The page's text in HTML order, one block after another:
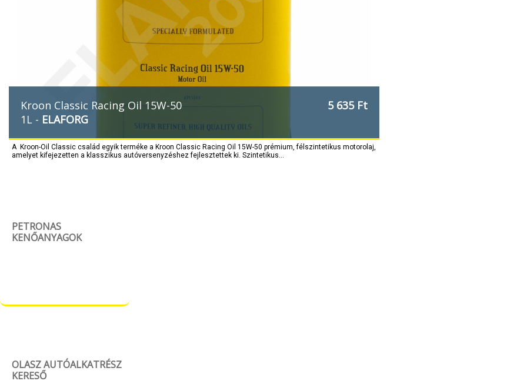
Kroon Classic Racing Oil 15W-50
1L - ELAFORG
5 635 Ft
A Kroon-Oil Classic család egyik terméke a Kroon Classic Racing Oil 15W-50 prémium, félszintetikus motorolaj,
amelyet kifejezetten a klasszikus autóversenyzéshez fejlesztettek ki. Szintetikus...
PETRONAS
KENŐANYAGOK
OLASZ AUTÓALKATRÉSZ
KERESŐ